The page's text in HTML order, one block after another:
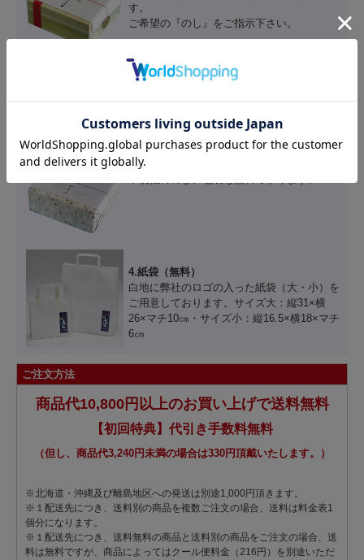
す。
ご希望の『のし』をご指示下さい。
2.包装（無料）
基本的に、うにはうに柄、珍味詰合せ類は青
い包装紙にお包みいたします。
3.不祝儀包装（無料）
4.紙袋（無料）
白地に弊社のロゴの入った紙袋（大・小）を
ご用意しております。サイズ大：縦31×横
26×マチ10㎝・サイズ小：縦16.5×横18×マチ
6㎝
ご注文方法
商品代10,800円以上のお買い上げで送料無料
【初回特典】代引き手数料無料
（但し、商品代3,240円未満の場合は330円頂戴いたします。）
※北海道・沖縄及び離島地区への発送は別途1,000円頂きます。
※１配送先につき、送料別の商品を複数ご注文の場合、送料は料金表1
個分になります。
※１配送先につき、送料無料の商品と送料別の商品をご注文の場合、送
料は無料ですが、商品によってはクール便料金（216円）を別途いただ